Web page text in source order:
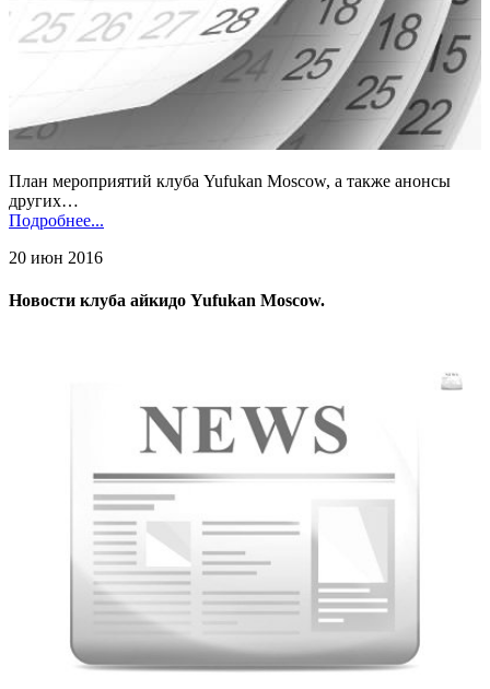
План мероприятий клуба Yufukan Moscow, а также анонсы
других…
Подробнее...
20 июн 2016
Новости клуба айкидо Yufukan Moscow.